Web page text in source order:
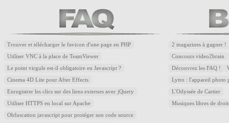
Trouver et télécharger le favicon d'une page en PHP
Utiliser VNC à la place de TeamViewer
Le point virgule est-il obligatoire en Javascript ?
Cinema 4D Lite pour After Effects
Enregistrer les clics sur des liens externes avec jQuery
Utiliser HTTPS en local sur Apache
Obfuscation javascript pour protéger son code source
2 magazines à gagner !
Concours video2brain
Découvrez les FAQ !
Lytro : l'appareil photo
L'Odyssée de Cartier
Musiques libres de